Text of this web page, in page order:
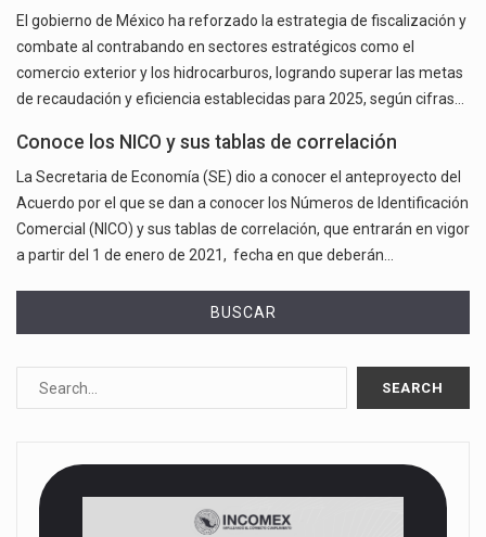
El gobierno de México ha reforzado la estrategia de fiscalización y
combate al contrabando en sectores estratégicos como el
comercio exterior y los hidrocarburos, logrando superar las metas
de recaudación y eficiencia establecidas para 2025, según cifras…
Conoce los NICO y sus tablas de correlación
La Secretaria de Economía (SE) dio a conocer el anteproyecto del
Acuerdo por el que se dan a conocer los Números de Identificación
Comercial (NICO) y sus tablas de correlación, que entrarán en vigor
a partir del 1 de enero de 2021, fecha en que deberán…
BUSCAR